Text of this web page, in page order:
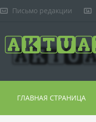
Письмо редакции
ГЛАВНАЯ СТРАНИЦА